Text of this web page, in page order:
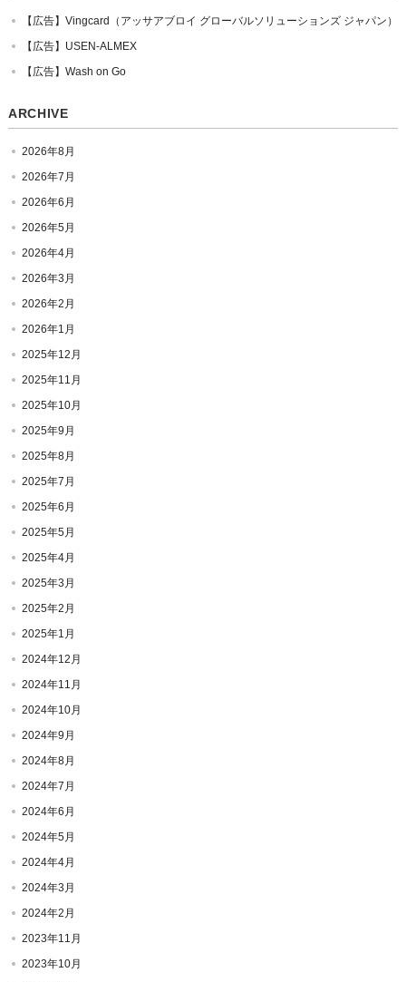
【広告】Vingcard（アッサアブロイ グローバルソリューションズ ジャパン）
【広告】USEN-ALMEX
【広告】Wash on Go
ARCHIVE
2026年8月
2026年7月
2026年6月
2026年5月
2026年4月
2026年3月
2026年2月
2026年1月
2025年12月
2025年11月
2025年10月
2025年9月
2025年8月
2025年7月
2025年6月
2025年5月
2025年4月
2025年3月
2025年2月
2025年1月
2024年12月
2024年11月
2024年10月
2024年9月
2024年8月
2024年7月
2024年6月
2024年5月
2024年4月
2024年3月
2024年2月
2023年11月
2023年10月